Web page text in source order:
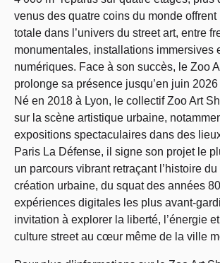
venus des quatre coins du monde offrent
totale dans l’univers du street art, entre
monumentales, installations immersives
numériques. Face à son succès, le Zoo
prolonge sa présence jusqu’en juin 2026
Né en 2018 à Lyon, le collectif Zoo Art
sur la scène artistique urbaine,
expositions spectaculaires dans des
Paris La Défense, il signe son projet le
un parcours vibrant retraçant l’histoire
création urbaine, du squat des années
expériences digitales les plus avant-
invitation à explorer la liberté, l’énergie
culture street au cœur même de la ville